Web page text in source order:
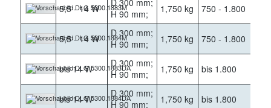
5,5 - 14 W
H 90 mm;
1,750 kg 750 - 1.800
5,5 - 14 W
D 300 mm;
H 90 mm;
1,750 kg 750 - 1.800
bis 14 W
D 300 mm;
H 90 mm;
1,750 kg bis 1.800
bis 14 W
D 300 mm;
H 90 mm;
1,750 kg bis 1.800